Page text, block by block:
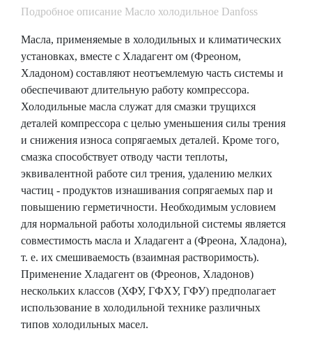
Подробное описание Масло холодильное Danfoss
Масла, применяемые в холодильных и климатических
установках, вместе с Хладагент ом (Фреоном,
Хладоном) составляют неотъемлемую часть системы и
обеспечивают длительную работу компрессора.
Холодильные масла служат для смазки трущихся
деталей компрессора с целью уменьшения силы трения
и снижения износа сопрягаемых деталей. Кроме того,
смазка способствует отводу части теплоты,
эквивалентной работе сил трения, удалению мелких
частиц - продуктов изнашивания сопрягаемых пар и
повышению герметичности. Необходимым условием
для нормальной работы холодильной системы является
совместимость масла и Хладагент а (Фреона, Хладона),
т. е. их смешиваемость (взаимная растворимость).
Применение Хладагент ов (Фреонов, Хладонов)
нескольких классов (ХФУ, ГФХУ, ГФУ) предполагает
использование в холодильной технике различных
типов холодильных масел.